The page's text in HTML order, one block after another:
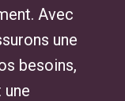
Avec
une
besoins,